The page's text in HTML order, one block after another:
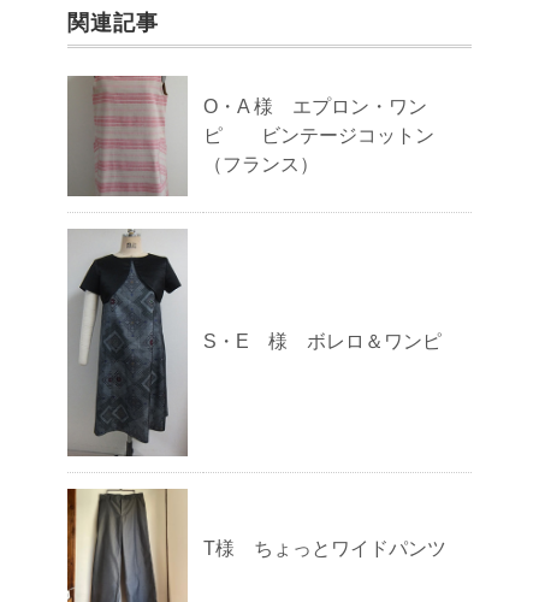
関連記事
O・A 様 エプロン・ワン
ピ ビンテージコットン
（フランス）
S・E 様 ボレロ＆ワンピ
T様 ちょっとワイドパンツ